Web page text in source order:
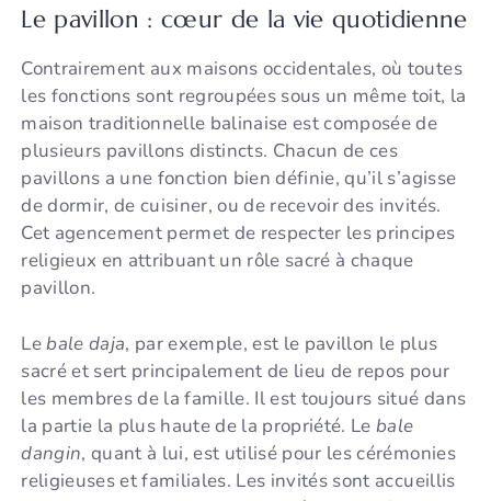
Le pavillon : cœur de la vie quotidienne
Contrairement aux maisons occidentales, où toutes
les fonctions sont regroupées sous un même toit, la
maison traditionnelle balinaise est composée de
plusieurs pavillons distincts. Chacun de ces
pavillons a une fonction bien définie, qu’il s’agisse
de dormir, de cuisiner, ou de recevoir des invités.
Cet agencement permet de respecter les principes
religieux en attribuant un rôle sacré à chaque
pavillon.
Lebale daja, par exemple, est le pavillon le plus
sacré et sert principalement de lieu de repos pour
les membres de la famille. Il est toujours situé dans
la partie la plus haute de la propriété. Lebale
dangin, quant à lui, est utilisé pour les cérémonies
religieuses et familiales. Les invités sont accueillis